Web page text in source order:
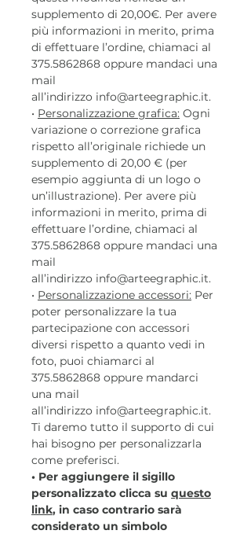
supplemento di 20,00€. Per avere
più informazioni in merito, prima
di effettuare l’ordine, chiamaci al
375.5862868 oppure mandaci una
mail
all’indirizzo info@arteegraphic.it.
• Personalizzazione grafica: Ogni
variazione o correzione grafica
rispetto all’originale richiede un
supplemento di 20,00 € (per
esempio aggiunta di un logo o
un’illustrazione). Per avere più
informazioni in merito, prima di
effettuare l’ordine, chiamaci al
375.5862868 oppure mandaci una
mail
all’indirizzo info@arteegraphic.it.
• Personalizzazione accessori: Per
poter personalizzare la tua
partecipazione con accessori
diversi rispetto a quanto vedi in
foto, puoi chiamarci al
375.5862868 oppure mandarci
una mail
all’indirizzo info@arteegraphic.it.
Ti daremo tutto il supporto di cui
hai bisogno per personalizzarla
come preferisci.
• Per aggiungere il sigillo
personalizzato clicca su questo
link, in caso contrario sarà
considerato un simbolo